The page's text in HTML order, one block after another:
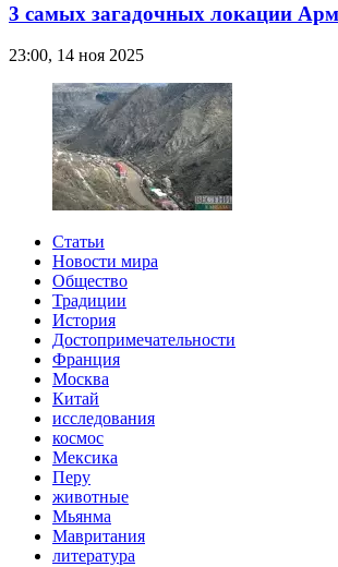
3 самых загадочных локации
23:00, 14 ноя 2025
Статьи
Новости мира
Общество
Традиции
История
Достопримечательности
Франция
Москва
Китай
исследования
космос
Мексика
Перу
животные
Мьянма
Мавритания
литература